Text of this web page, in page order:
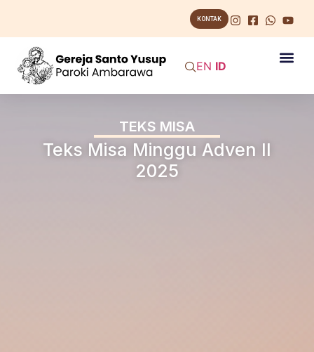
KONTAK
EN ID
TEKS MISA
Teks Misa Minggu Adven II
2025